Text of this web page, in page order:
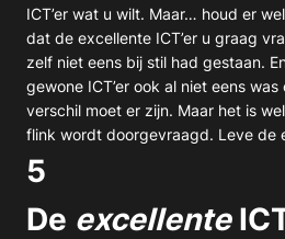
ICT’er wat u wilt. Maar… houd er
dat de excellente ICT’er u graag
zelf niet eens bij stil had gestaan.
gewone ICT’er ook al niet eens
verschil moet er zijn. Maar het is
flink wordt doorgevraagd. Leve de
5
De excellente